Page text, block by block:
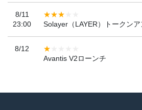
8/11
23:00
Solayer（LAYER）トークンア
8/12
Avantis V2ローンチ